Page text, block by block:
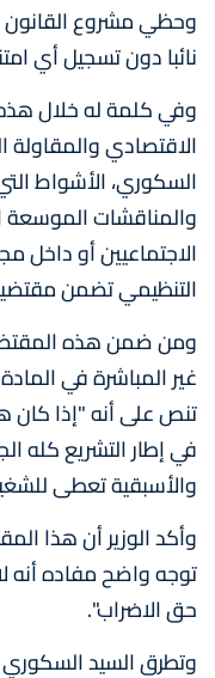
نائبا دون تسجيل أي
وفي كلمة له خلال
الاقتصادي
السكوري، الأشواط
والمناقشات
الاجتماعيين أو داخل
التنظيمي تضمن
ومن ضمن هذه
غير المباشرة في
تنص على أنه "إذا كان
في إطار التشريع كله
والأسبقية تعطى
وأكد الوزير أن هذا
توجه واضح مفاده أنه
حق الاضراب".
وتطرق السيد السكوري